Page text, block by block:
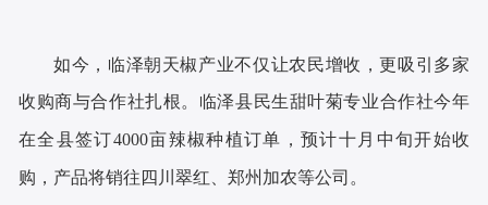
如今，临泽朝天椒产业不仅让农民增收，更吸引多家
收购商与合作社扎根。临泽县民生甜叶菊专业合作社今年
在全县签订4000亩辣椒种植订单，预计十月中旬开始收
购，产品将销往四川翠红、郑州加农等公司。